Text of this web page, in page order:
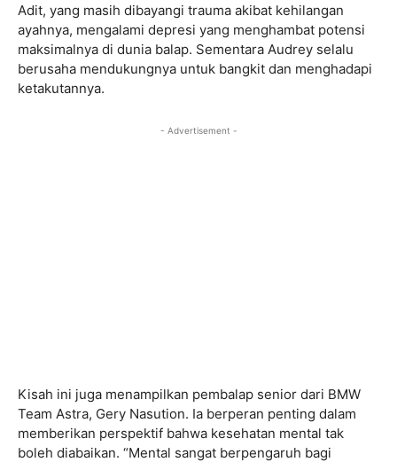
Adit, yang masih dibayangi trauma akibat kehilangan
ayahnya, mengalami depresi yang menghambat potensi
maksimalnya di dunia balap. Sementara Audrey selalu
berusaha mendukungnya untuk bangkit dan menghadapi
ketakutannya.
- Advertisement -
Kisah ini juga menampilkan pembalap senior dari BMW
Team Astra, Gery Nasution. Ia berperan penting dalam
memberikan perspektif bahwa kesehatan mental tak
boleh diabaikan. “Mental sangat berpengaruh bagi